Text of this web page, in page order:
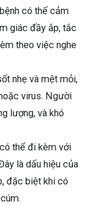
có thể cảm
giác đầy ắp, tắc
theo việc nghe
nhẹ và mệt mỏi,
virus. Người
lượng, và khó
thể đi kèm với
là dấu hiệu của
đặc biệt khi có